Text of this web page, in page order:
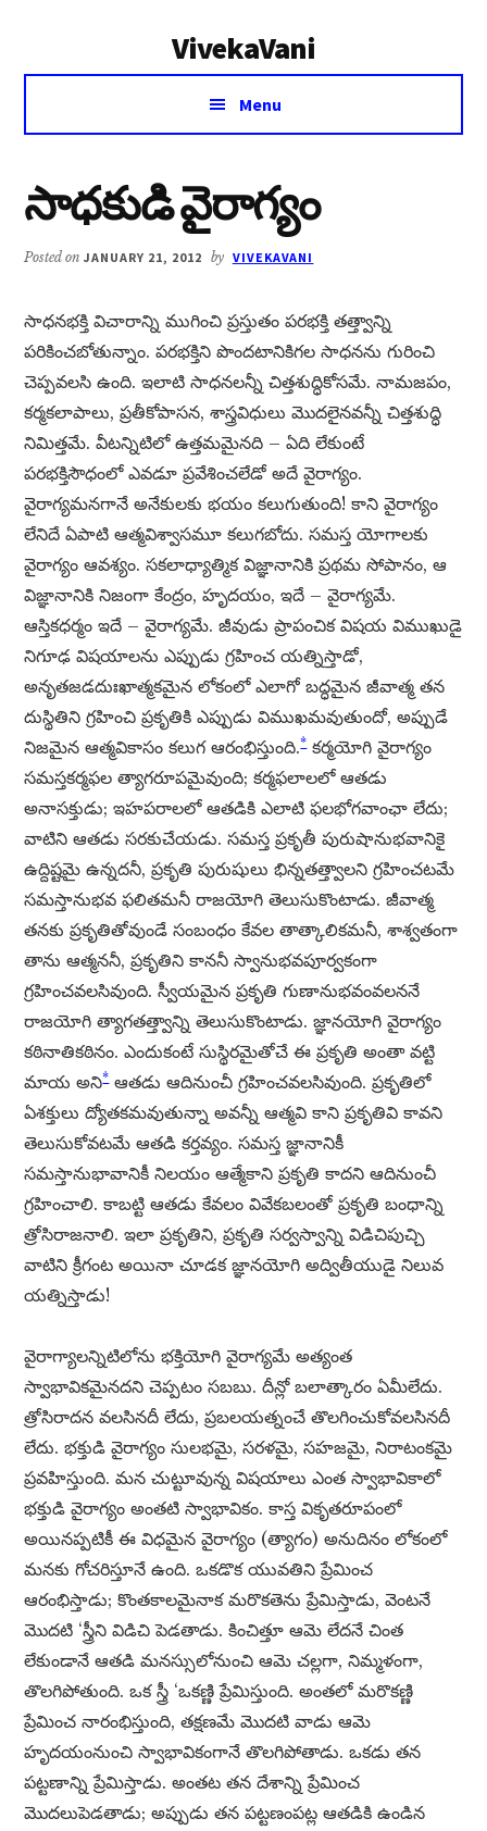
VivekaVani
Voice
Vivekananda
Menu
సాధకుడి వైరాగ్యం
Posted onJANUARY 21, 2012 by VIVEKAVANI
సాధనభక్తి విచారాన్ని ముగించి ప్రస్తుతం పరభక్తి తత్త్వాన్ని
పరికించబోతున్నాం. పరభక్తిని పొందటానికిగల సాధనను గురించి
చెప్పవలసి ఉంది. ఇలాటి సాధనలన్నీ చిత్తశుద్ధికోసమే. నామజపం,
కర్మకలాపాలు, ప్రతీకోపాసన, శాస్త్రవిధులు మొదలైనవన్నీ చిత్తశుద్ధి
నిమిత్తమే. వీటన్నిటిలో ఉత్తమమైనది – ఏది లేకుంటే
పరభక్తిసౌధంలో ఎవడూ ప్రవేశించలేడో అదే వైరాగ్యం.
వైరాగ్యమనగానే అనేకులకు భయం కలుగుతుంది! కాని వైరాగ్యం
లేనిదే ఏపాటి ఆత్మవిశ్వాసమూ కలుగబోదు. సమస్త యోగాలకు
వైరాగ్యం ఆవశ్యం. సకలాధ్యాత్మిక విజ్ఞానానికి ప్రథమ సోపానం, ఆ
విజ్ఞానానికి నిజంగా కేంద్రం, హృదయం, ఇదే – వైరాగ్యమే.
ఆస్తికధర్మం ఇదే – వైరాగ్యమే. జీవుడు ప్రాపంచిక విషయ విముఖుడై
నిగూఢ విషయాలను ఎప్పుడు గ్రహించ యత్నిస్తాడో,
అనృతజడదుఃఖాత్మకమైన లోకంలో ఎలాగో బద్ధమైన జీవాత్మ తన
దుస్థితిని గ్రహించి ప్రకృతికి ఎప్పుడు విముఖమవుతుందో, అప్పుడే
నిజమైన ఆత్మవికాసం కలుగ ఆరంభిస్తుంది.*కర్మయోగి వైరాగ్యం
సమస్తకర్మఫల త్యాగరూపమైవుంది; కర్మఫలాలలో ఆతడు
అనాసక్తుడు; ఇహపరాలలో ఆతడికి ఎలాటి ఫలభోగవాంఛా లేదు;
వాటిని ఆతడు సరకుచేయడు. సమస్త ప్రకృతీ పురుషానుభవానికై
ఉద్దిష్టమై ఉన్నదనీ, ప్రకృతి పురుషులు భిన్నతత్త్వాలని గ్రహించటమే
సమస్తానుభవ ఫలితమనీ రాజయోగి తెలుసుకొంటాడు. జీవాత్మ
తనకు ప్రకృతితోవుండే సంబంధం కేవల తాత్కాలికమనీ, శాశ్వతంగా
తాను ఆత్మననీ, ప్రకృతిని కాననీ స్వానుభవపూర్వకంగా
గ్రహించవలసివుంది. స్వీయమైన ప్రకృతి గుణానుభవంవలననే
రాజయోగి త్యాగతత్త్వాన్ని తెలుసుకొంటాడు. జ్ఞానయోగి వైరాగ్యం
కఠినాతికఠినం. ఎందుకంటే సుస్థిరమైతోచే ఈ ప్రకృతి అంతా వట్టి
మాయ అని*ఆతడు ఆదినుంచీ గ్రహించవలసివుంది. ప్రకృతిలో
ఏశక్తులు ద్యోతకమవుతున్నా అవన్నీ ఆత్మవి కాని ప్రకృతివి కావని
తెలుసుకోవటమే ఆతడి కర్తవ్యం. సమస్త జ్ఞానానికీ
సమస్తానుభావానికీ నిలయం ఆత్మేకాని ప్రకృతి కాదని ఆదినుంచీ
గ్రహించాలి. కాబట్టి ఆతడు కేవలం వివేకబలంతో ప్రకృతి బంధాన్ని
త్రోసిరాజనాలి. ఇలా ప్రకృతిని, ప్రకృతి సర్వస్వాన్ని విడిచిపుచ్చి
వాటిని క్రీగంట అయినా చూడక జ్ఞానయోగి అద్వితీయుడై నిలువ
యత్నిస్తాడు!
వైరాగ్యాలన్నిటిలోను భక్తియోగి వైరాగ్యమే అత్యంత
స్వాభావికమైనదని చెప్పటం సబబు. దీన్లో బలాత్కారం ఏమీలేదు.
త్రోసిరాదన వలసినదీ లేదు, ప్రబలయత్నంచే తొలగించుకోవలసినదీ
లేదు. భక్తుడి వైరాగ్యం సులభమై, సరళమై, సహజమై, నిరాటంకమై
ప్రవహిస్తుంది. మన చుట్టూవున్న విషయాలు ఎంత స్వాభావికాలో
భక్తుడి వైరాగ్యం అంతటి స్వాభావికం. కాస్త వికృతరూపంలో
అయినప్పటికీ ఈ విధమైన వైరాగ్యం (త్యాగం) అనుదినం లోకంలో
మనకు గోచరిస్తూనే ఉంది. ఒకడొక యువతిని ప్రేమించ
ఆరంభిస్తాడు; కొంతకాలమైనాక మరొకతెను ప్రేమిస్తాడు, వెంటనే
మొదటి ‘స్త్రీని విడిచి పెడతాడు. కించిత్తూ ఆమె లేదనే చింత
లేకుండానే ఆతడి మనస్సులోనుంచి ఆమె చల్లగా, నిమ్మళంగా,
తొలగిపోతుంది. ఒక స్త్రీ ‘ఒకణ్ణి ప్రేమిస్తుంది. అంతలో మరొకణ్ణి
ప్రేమించ నారంభిస్తుంది, తక్షణమే మొదటి వాడు ఆమె
హృదయంనుంచి స్వాభావికంగానే తొలగిపోతాడు. ఒకడు తన
పట్టణాన్ని ప్రేమిస్తాడు. అంతట తన దేశాన్ని ప్రేమించ
మొదలుపెడతాడు; అప్పుడు తన పట్టణంపట్ల ఆతడికి ఉండిన